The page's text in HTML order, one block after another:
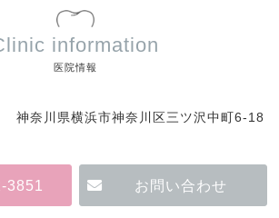
information
医院情報
神奈川県横浜市神奈川区三ツ沢中町6-18
3851 お問い合わせ